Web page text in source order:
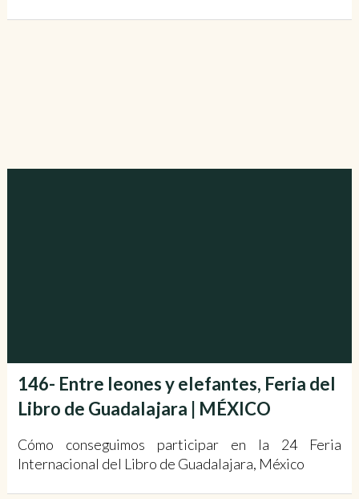
146- Entre leones y elefantes, Feria del
Libro de Guadalajara | MÉXICO
Cómo conseguimos participar en la 24 Feria
Internacional del Libro de Guadalajara, México